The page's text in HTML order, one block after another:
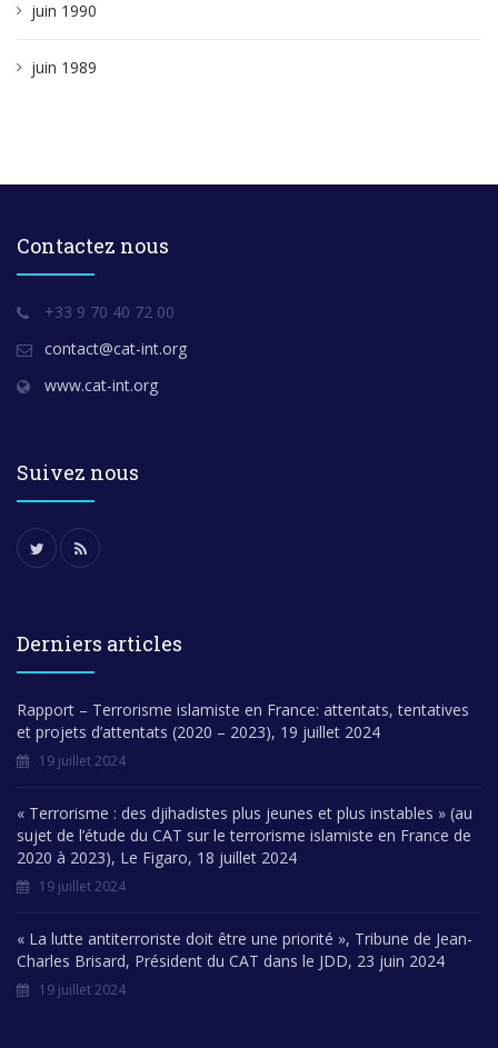
juin 1990
juin 1989
Contactez nous
+33 9 70 40 72 00
contact@cat-int.org
www.cat-int.org
Suivez nous
Derniers articles
Rapport – Terrorisme islamiste en France: attentats, tentatives
et projets d’attentats (2020 – 2023), 19 juillet 2024
19 juillet 2024
« Terrorisme : des djihadistes plus jeunes et plus instables » (au
sujet de l’étude du CAT sur le terrorisme islamiste en France de
2020 à 2023), Le Figaro, 18 juillet 2024
19 juillet 2024
« La lutte antiterroriste doit être une priorité », Tribune de Jean-
Charles Brisard, Président du CAT dans le JDD, 23 juin 2024
19 juillet 2024